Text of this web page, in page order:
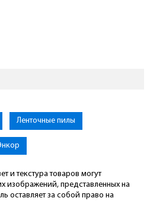
Ленточные пилы
и текстура товаров могут
изображений, представленных на
оставляет за собой право на